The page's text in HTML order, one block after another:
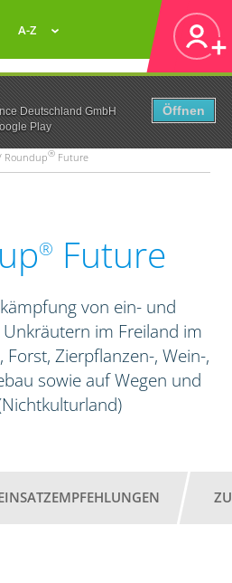
Deutschland GmbH
Play
Öffnen
A-Z
Roundup® Future
® Future
von ein- und
im Freiland im
Zierpflanzen-, Wein-,
sowie auf Wegen und